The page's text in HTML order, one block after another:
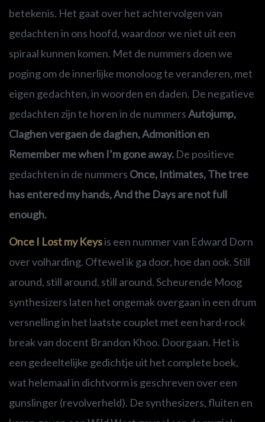
betekenis. Het gaat over het achtervolgen van
gedachten in ons hoofd, waardoor we niet uit een
spiraal kunnen komen. Met de nummers doen we
poging om de innerlijke monoloog te veranderen, met
eigen gedachten, in woorden en daden. De negatieve
gedachten zijn te horen in de nummersAutojump,
Claghen vergaen de daghen, Admonition en
Remember me when I’m gone away. De positieve
gedachten in de nummers Once, Intimates, The tree
has entered my hands, And the Days are not full
enough.
Once I Lost my Keysis een nummer van Edward Dorn
over volharding. Oftewel ik ga door, hoe dan ook. Still
around, still around, still around. Scheurende Moog
synthesizers laten het ongemak overgaan in een drum
versnelling in het laatste couplet met een hard-rock
break van docent Brandon Khoo. Doorgaan. Het is
een gedeeltelijke gedichtje uit het complete boek,
wat helemaal in dichtvorm is geschreven over een
gunslinger (revolverheld). De synthesizers, fluiten en